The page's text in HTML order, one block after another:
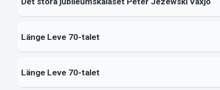
Länge Leve 70-talet
Länge Leve 70-talet